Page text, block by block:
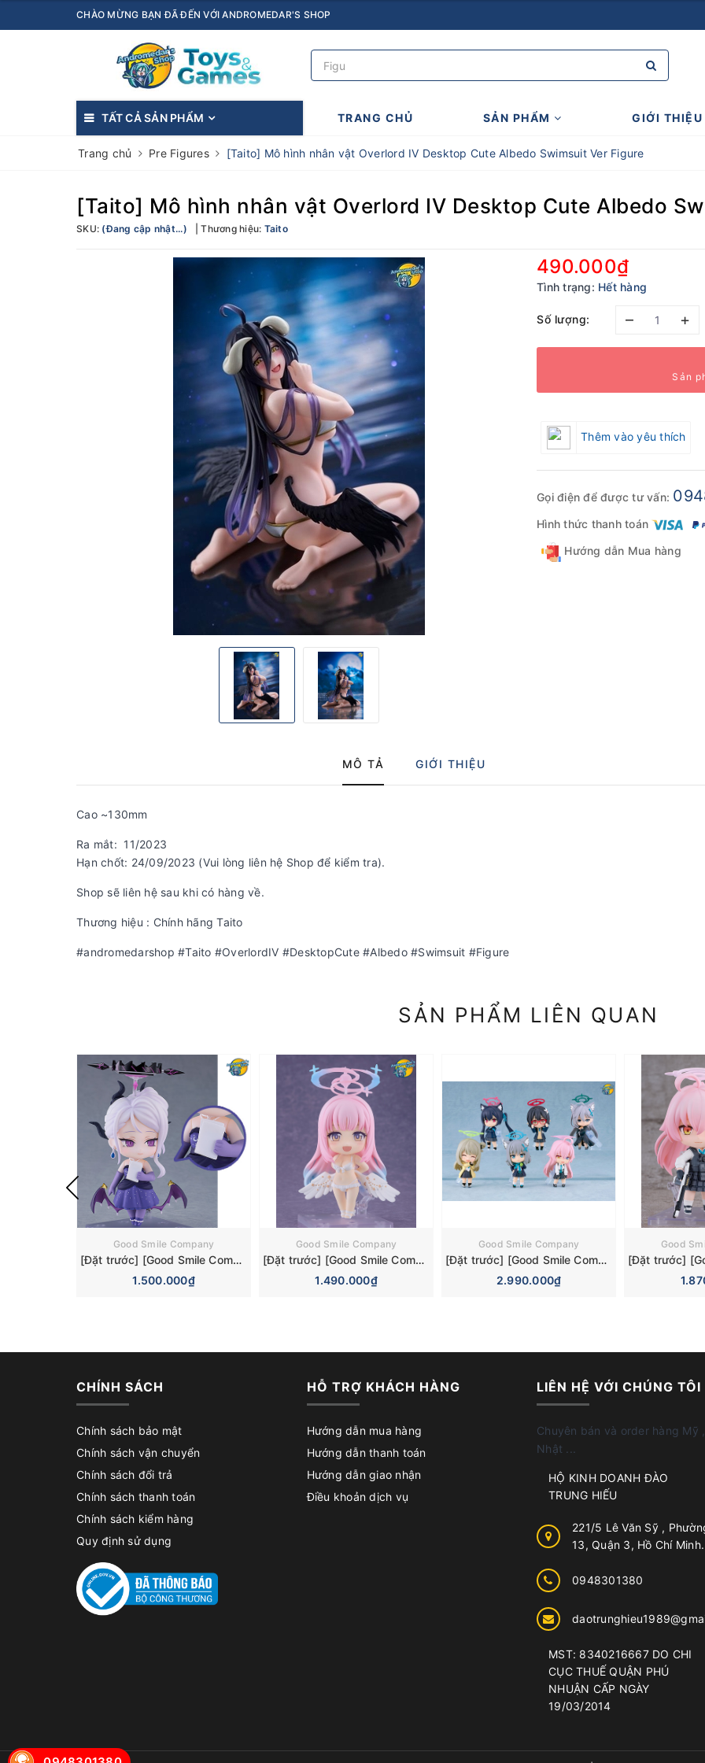
CHÀO MỪNG BẠN ĐÃ ĐẾN VỚI ANDROMEDAR'S SHOP
TẤT CẢ SẢN PHẨM TRANG CHỦ SẢN PHẨM GIỚI THIỆU
Trang chủ Pre Figures [Taito] Mô hình nhân vật Overlord IV Desktop Cute Albedo Swimsuit Ver Figure
[Taito] Mô hình nhân vật Overlord IV Desktop Cute Albedo
SKU: (Đang cập nhật...) Thương hiệu: Taito
490.000₫
Tình trạng: Hết hàng
Số lượng: – +
Sản
Thêm vào yêu thích
Gọi điện để được tư vấn:
Hình thức thanh toán
Hướng dẫn Mua hàng
MÔ TẢ GIỚI THIỆU
Cao ~130mm
Ra mắt: 11/2023
Hạn chốt: 24/09/2023 (Vui lòng liên hệ Shop để kiểm tra).
Shop sẽ liên hệ sau khi có hàng về.
Thương hiệu : Chính hãng Taito
#andromedarshop #Taito #OverlordIV #DesktopCute #Albedo #Swimsuit #Figure
SẢN PHẨM LIÊN QUAN
Good Smile Company
[Đặt trước] [Good Smile Company] Mô hình nhân vật Blue Archive Nendoroid 3110 Hina Sorasaki Dress Basic Figure (+Bonus)
1.500.000₫
Good Smile Company
[Đặt trước] [Good Smile Company] Mô hình nhân vật Blue Archive Nendoroid 3084 Mika Misono Swimsuit Basic Figure (Bonus)
1.490.000₫
Good Smile Company
[Đặt trước] [Good Smile Company] Mô hình nhân vật Blue Archive Nendoroid Surprise 6 Pieces Box Figure
2.990.000₫
Good
CHÍNH SÁCH
Chính sách bảo mật
Chính sách vận chuyển
Chính sách đổi trả
Chính sách thanh toán
Chính sách kiểm hàng
Quy định sử dụng
HỖ TRỢ KHÁCH HÀNG
Hướng dẫn mua hàng
Hướng dẫn thanh toán
Hướng dẫn giao nhận
Điều khoản dịch vụ
LIÊN HỆ VỚI CHÚNG TÔI
Chuyên bán và order hàng Mỹ
Nhật ...
HỘ KINH DOANH ĐÀO
TRUNG HIẾU
221/5 Lê Văn Sỹ ,
13, Quận 3, Hồ Chí Minh.
0948301380
MST: 8340216667 DO CHI
CỤC THUẾ QUẬN PHÚ
NHUẬN CẤP NGÀY
19/03/2014